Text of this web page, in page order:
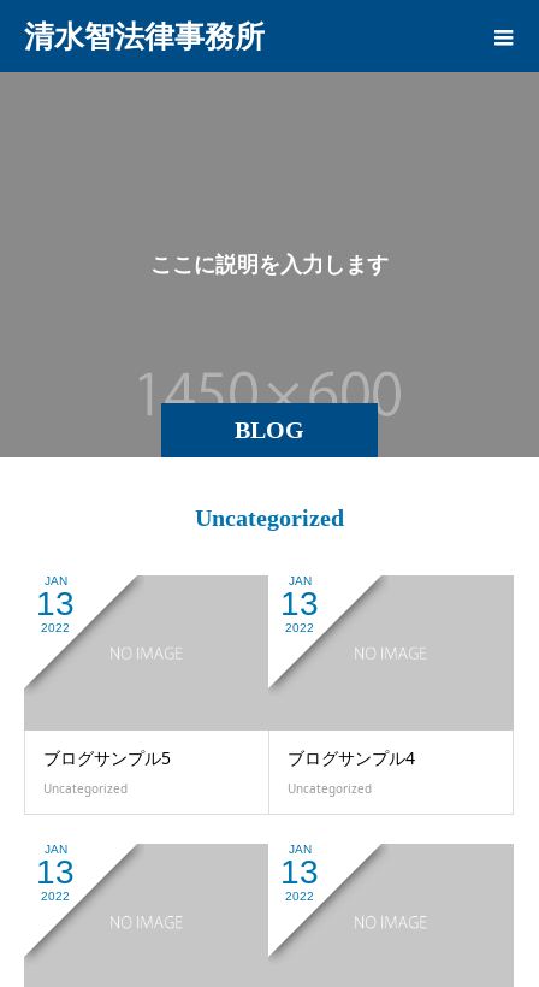
清水智法律事務所
BLOG
ここに説明を入力し ます。
Uncategorized
JAN
13
2022
ブログサンプル5
Uncategorized
JAN
13
2022
ブログサンプル4
Uncategorized
JAN
13
2022
JAN
13
2022